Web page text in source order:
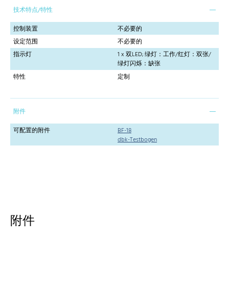
技术特点/特性
控制装置
不必要的
设定范围
不必要的
指示灯
1 x 双LED; 绿灯：工作/红灯：双张/
绿灯闪烁：缺张
特性
定制
附件
可配置的附件
BF-18
dbk-Testbogen
附件